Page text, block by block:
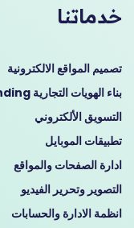
خدماتنا
تصميم المواقع الالكترونية
بناء الهويات التجارية Branding
التسويق الألكتروني
تطبيقات الموبايل
ادارة الصفحات والمواقع
التصوير وتحرير الفيديو
انظمة الادارة والحسابات